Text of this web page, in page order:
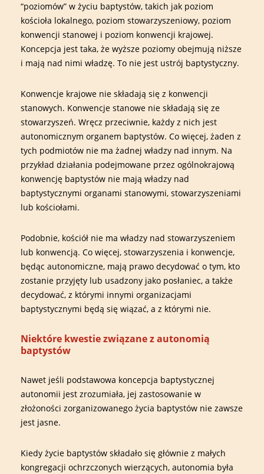
“poziomów” w życiu baptystów, takich jak poziom
kościoła lokalnego, poziom stowarzyszeniowy, poziom
konwencji stanowej i poziom konwencji krajowej.
Koncepcja jest taka, że wyższe poziomy obejmują niższe
i mają nad nimi władzę. To nie jest ustrój baptystyczny.
Konwencje krajowe nie składają się z konwencji
stanowych. Konwencje stanowe nie składają się ze
stowarzyszeń. Wręcz przeciwnie, każdy z nich jest
autonomicznym organem baptystów. Co więcej, żaden z
tych podmiotów nie ma żadnej władzy nad innym. Na
przykład działania podejmowane przez ogólnokrajową
konwencję baptystów nie mają władzy nad
baptystycznymi organami stanowymi, stowarzyszeniami
lub kościołami.
Podobnie, kościół nie ma władzy nad stowarzyszeniem
lub konwencją. Co więcej, stowarzyszenia i konwencje,
będąc autonomiczne, mają prawo decydować o tym, kto
zostanie przyjęty lub usadzony jako posłaniec, a także
decydować, z którymi innymi organizacjami
baptystycznymi będą się wiązać, a z którymi nie.
Niektóre kwestie związane z autonomią
baptystów
Nawet jeśli podstawowa koncepcja baptystycznej
autonomii jest zrozumiała, jej zastosowanie w
złożoności zorganizowanego życia baptystów nie zawsze
jest jasne.
Kiedy życie baptystów składało się głównie z małych
kongregacji ochrzczonych wierzących, autonomia była